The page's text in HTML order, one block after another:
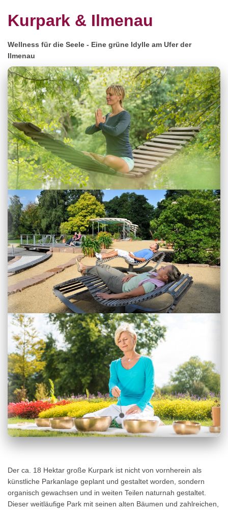
Kurpark & Ilmenau
Wellness für die Seele - Eine grüne Idylle am Ufer der
Ilmenau
Der ca. 18 Hektar große Kurpark ist nicht von vornherein als
künstliche Parkanlage geplant und gestaltet worden, sondern
organisch gewachsen und in weiten Teilen naturnah gestaltet.
Dieser weitläufige Park mit seinen alten Bäumen und zahlreichen,